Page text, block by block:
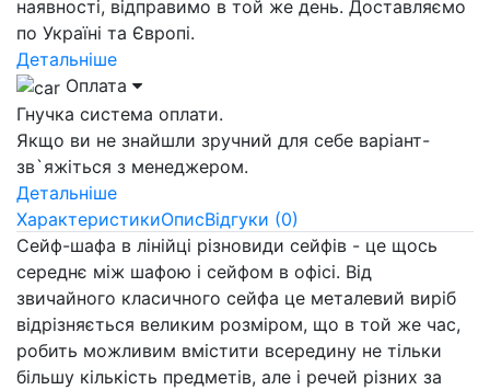
наявності, відправимо в той же день. Доставляємо
по Україні та Європі.
Детальніше
Оплата
Гнучка система оплати.
Якщо ви не знайшли зручний для себе варіант-
зв`яжіться з менеджером.
Детальніше
ХарактеристикиОписВідгуки (0)
Сейф-шафа в лінійці різновиди сейфів - це щось
середнє між шафою і сейфом в офісі. Від
звичайного класичного сейфа це металевий виріб
відрізняється великим розміром, що в той же час,
робить можливим вмістити всередину не тільки
більшу кількість предметів, але і речей різних за